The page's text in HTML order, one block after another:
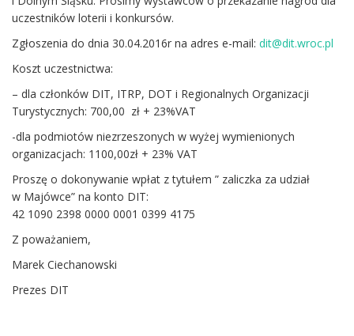
uczestników loterii i konkursów.
Zgłoszenia do dnia 30.04.2016r na adres e-mail: dit@dit.wroc.pl
Koszt uczestnictwa:
– dla członków DIT, ITRP, DOT i Regionalnych Organizacji
Turystycznych: 700,00 zł + 23%VAT
-dla podmiotów niezrzeszonych w wyżej wymienionych
organizacjach: 1100,00zł + 23% VAT
Proszę o dokonywanie wpłat z tytułem ” zaliczka za udział
w Majówce” na konto DIT:
42 1090 2398 0000 0001 0399 4175
Z poważaniem,
Marek Ciechanowski
Prezes DIT